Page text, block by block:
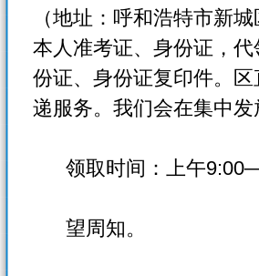
（地址：呼和浩特市新
本人准考证、身份证，
份证、身份证复印件。
递服务。我们会在集中
领取时间：上午
望周知。